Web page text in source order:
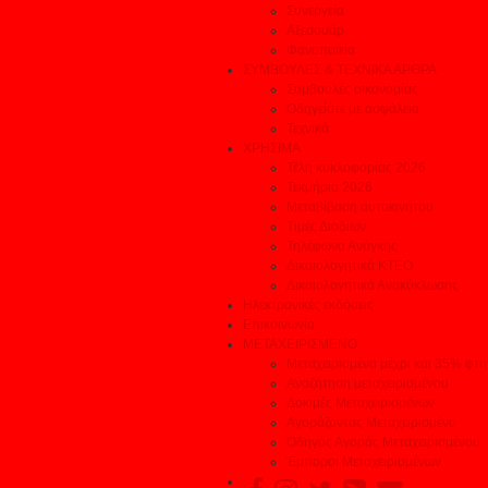
Συνεργεία
Αξεσουάρ
Φανοποιεία
ΣΥΜΒΟΥΛΕΣ & ΤΕΧΝΙΚΑ ΑΡΘΡΑ
Συμβουλές οικονομίας
Οδηγείστε με ασφάλεια
Τεχνικά
ΧΡΗΣΙΜΑ
Τέλη κυκλοφορίας 2026
Τεκμήρια 2026
Μεταβίβαση αυτοκινήτου
Τιμές Διοδίων
Τηλέφωνα Ανάγκης
Δικαιολογητικά ΚΤΕΟ
Δικαιολογητικά Ανακύκλωσης
Ηλεκτρονικές εκδόσεις
Επικοινωνία
ΜΕΤΑΧΕΙΡΙΣΜΕΝΟ
Μεταχειρισμένα μέχρι και 35%
Αναζήτηση μεταχειρισμένου
Δοκιμές Μεταχειρισμένων
Αγοράζοντας Μεταχειρισμένο
Οδηγός Αγοράς Μεταχειρισμένου
Έμποροι Μεταχειρισμένων